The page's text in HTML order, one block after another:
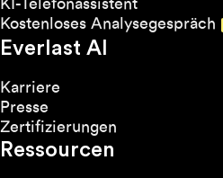
Kostenloses Analysegespräch
Everlast AI
Karriere
Presse
Zertifizierungen
Ressourcen